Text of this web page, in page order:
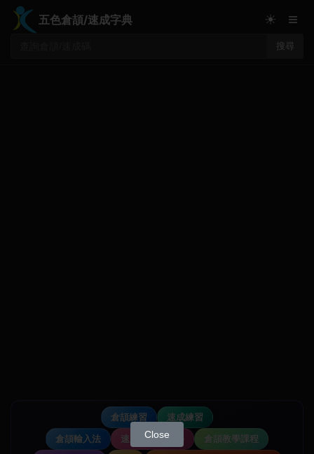
五色倉頡/速成字典
搜尋
☀ ≡
倉頡練習
速成練習
倉頡輸入法
速成輸入法教學
倉頡教學課程
Close